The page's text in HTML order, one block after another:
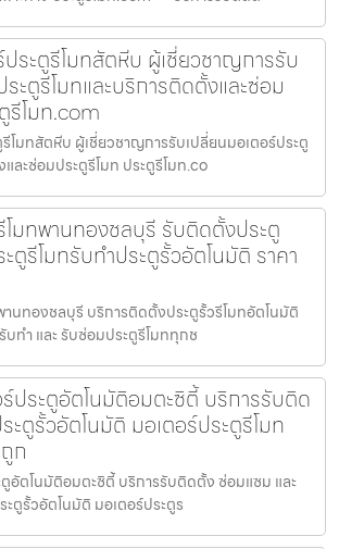
ประตูรีโมทสัตหีบ ผู้เชี่ยวชาญการรับ
ะตูรีโมทและบริการติดตั้งและซ่อม
รีโมท.com
โมทสัตหีบ ผู้เชี่ยวชาญการรับเปลี่ยนมอเตอร์ประตู
ละซ่อมประตูรีโมท ประตูรีโมท.co
โมทพานทองชลบุรี รับติดตั้งประตู
ตูรีโมทรับทำประตูรั้วอัตโนมัติ ราคา
านทองชลบุรี บริการติดตั้งประตูรั้วรีโมทอัตโนมัติ
บทำ และ รับซ่อมประตูรีโมททุกช
ประตูอัตโนมัติอมตะซิตี้ บริการรับติด
ะตูรั้วอัตโนมัติ มอเตอร์ประตูรีโมท
ก
อัตโนมัติอมตะซิตี้ บริการรับติดตั้ง ซ่อมแซม และ
ะตูรั้วอัตโนมัติ มอเตอร์ประตูร